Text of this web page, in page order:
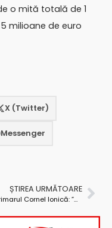
o mită totală de 1
milioane de euro
X (Twitter)
Messenger
ȘTIREA URMĂTOARE
Viceprimarul Cornel Ionică: ”Cred că este vorba de exces de zel din partea procurorilor